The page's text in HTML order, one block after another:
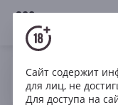
18+
Ваш город
Сайт содержит
для лиц, не
Для доступа на